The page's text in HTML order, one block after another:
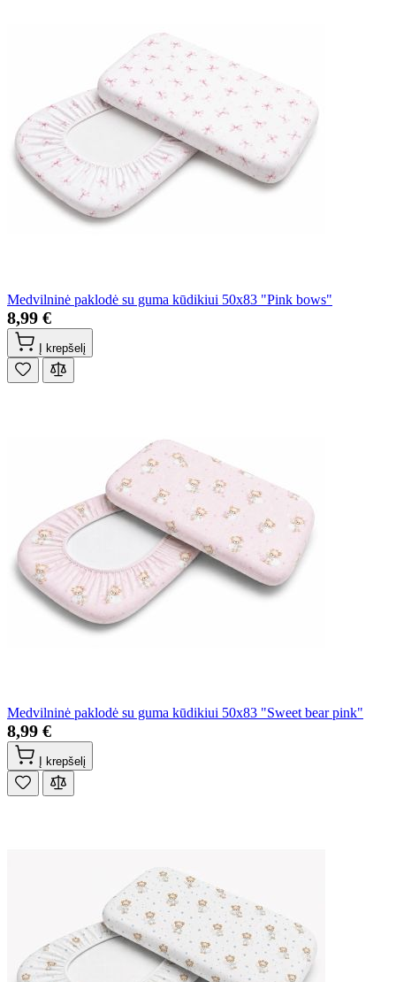
Medvilninė paklodė su guma kūdikiui 50x83 "Pink bows"
8,99 €
Į krepšelį
Medvilninė paklodė su guma kūdikiui 50x83 "Sweet bear pink"
8,99 €
Į krepšelį